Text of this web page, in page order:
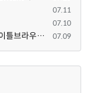
07.11
07.10
( 게시판 분류/카테고리) 마다 개별적으로 타이틀브라우저 제목 및 seo설명 넣을 수 있으면 어떨지 해서 글 등록해봅니다. 07.09